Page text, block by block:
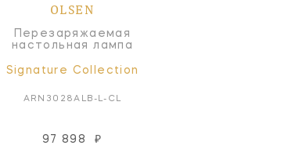
OLSEN
Перезаряжаемая
настольная лампа
Signature Collection
ARN3028ALB-L-CL
97 898 ₽